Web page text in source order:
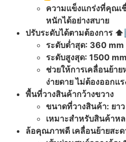
ความแข็งแกร่งที่คุณเ
หนักได้อย่างสบาย
ปรับระดับได้ตามต้องการ
ระดับต่ำสุด: 360 mm
ระดับสูงสุด: 1500 mm
ช่วยให้การเคลื่อนย้า
ง่ายดาย ไม่ต้องออกแ
พื้นที่วางสินค้ากว้างขวาง
ขนาดที่วางสินค้า: ยา
เหมาะสำหรับสินค้าห
ล้อคุณภาพดี เคลื่อนย้ายสะด